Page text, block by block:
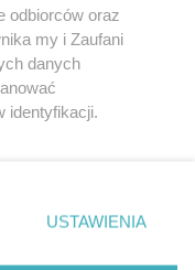
odbiorców oraz
my i Zaufani
danych
identyfikacji.
prywatności
zgody
USTAWIENIA